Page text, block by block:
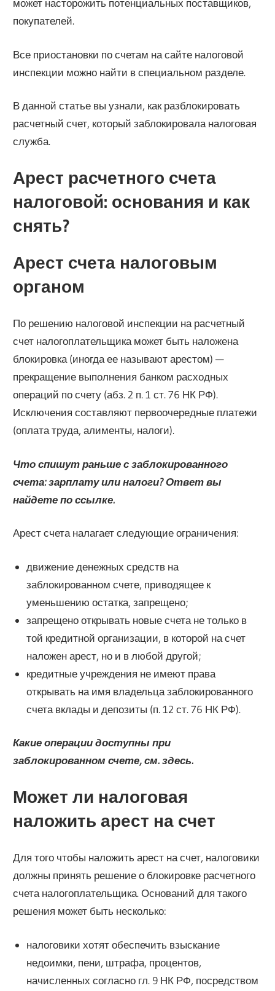
может насторожить потенциальных поставщиков,
покупателей.
Все приостановки по счетам на сайте налоговой
инспекции можно найти в специальном разделе.
В данной статье вы узнали, как разблокировать
расчетный счет, который заблокировала налоговая
служба.
Арест расчетного счета
налоговой: основания и как
снять?
Арест счета налоговым
органом
По решению налоговой инспекции на расчетный
счет налогоплательщика может быть наложена
блокировка (иногда ее называют арестом) —
прекращение выполнения банком расходных
операций по счету (абз. 2 п. 1 ст. 76 НК РФ).
Исключения составляют первоочередные платежи
(оплата труда, алименты, налоги).
Что спишут раньше с заблокированного
счета: зарплату или налоги? Ответ вы
найдете по ссылке.
Арест счета налагает следующие ограничения:
движение денежных средств на
заблокированном счете, приводящее к
уменьшению остатка, запрещено;
запрещено открывать новые счета не только в
той кредитной организации, в которой на счет
наложен арест, но и в любой другой;
кредитные учреждения не имеют права
открывать на имя владельца заблокированного
счета вклады и депозиты (п. 12 ст. 76 НК РФ).
Какие операции доступны при
заблокированном счете, см. здесь.
Может ли налоговая
наложить арест на счет
Для того чтобы наложить арест на счет, налоговики
должны принять решение о блокировке расчетного
счета налогоплательщика. Оснований для такого
решения может быть несколько:
налоговики хотят обеспечить взыскание
недоимки, пени, штрафа, процентов,
начисленных согласно гл. 9 НК РФ, посредством